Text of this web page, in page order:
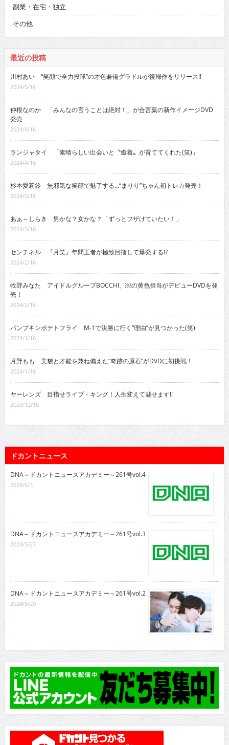
副業・在宅・独立
その他
最近の投稿
川村あい “笑顔で全力投球”の才色兼備グラドルが復帰作をリリース!!
2024/5/16
仲根なのか 「みんなの言うことは絶対！」が合言葉の新作イメージDVD
発売
2024/4/16
ランジャタイ 「素晴らしい出会いと〝癒着〟が育ててくれた(笑)」
2024/4/16
杉本愛莉鈴 無邪気な笑顔で魅了する…“まりり”ちゃん初トレカ発売！
2024/3/16
あぁ～しらき 男かな？女かな？「ずっとフザけていたい！」
2024/3/16
センチネル 『月笑』年間王者が極致目指して爆発する!?
2024/2/16
牧野みなた アイドルグループBOCCHI。￼の黄色担当がデビューDVDを発
売！
2024/2/16
パンプキンポテトフライ M-1で決勝に行く“理由”が見つかった(笑)
2024/1/16
月野もも 美貌と才能を兼ね備えた“奇跡の原石”がDVDに初挑戦！
2024/1/16
ヤーレンズ 目指せライブ・キング！人生変えて魅せます!!
2023/12/15
ドカントニュース
DNA～ドカントニュースアカデミー～261号vol.4
2024/6/3
DNA～ドカントニュースアカデミー～261号vol.3
2024/5/27
DNA～ドカントニュースアカデミー～261号vol.2
2024/5/20